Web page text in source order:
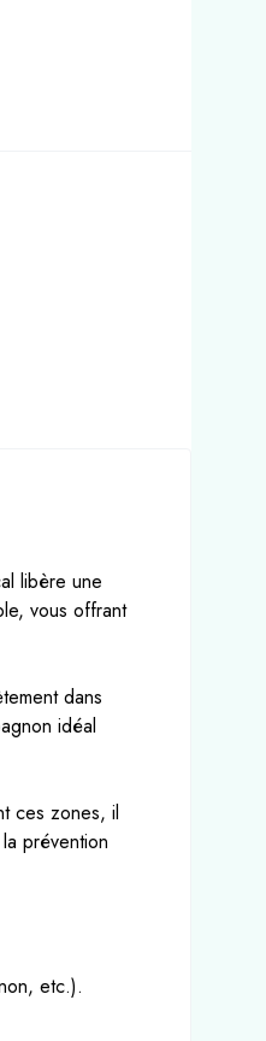
libère une
vous offrant
dans
idéal
ces zones, il
prévention
etc.).